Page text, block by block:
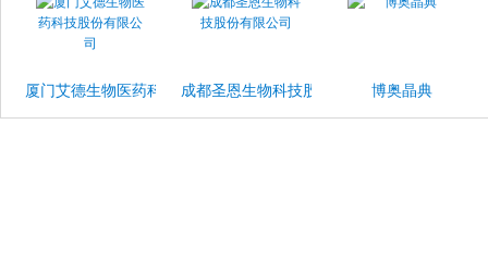
厦门艾德生物医药科技股份有限公司成都圣恩生物科技股份有限公司博奥晶典